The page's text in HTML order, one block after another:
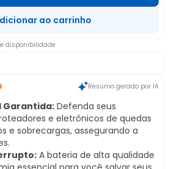
ao carrinho
disponibilidade
Resumo gerado por IA
Garantida: Defenda seus
e eletrônicos de quedas
e sobrecargas, assegurando a
A bateria de alta qualidade